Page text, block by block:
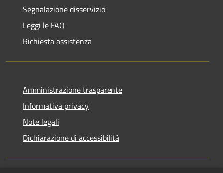
Segnalazione disservizio
Leggi le FAQ
Richiesta assistenza
Amministrazione trasparente
Informativa privacy
Note legali
Dichiarazione di accessibilità